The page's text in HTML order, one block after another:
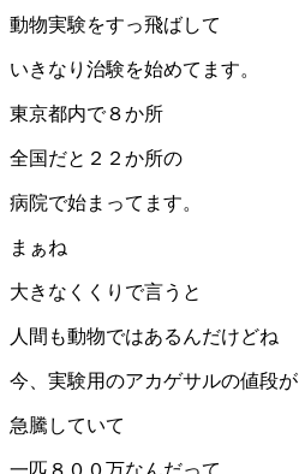
動物実験をすっ飛ばして
いきなり治験を始めてます。
東京都内で８か所
全国だと２２か所の
病院で始まってます。
まぁね
大きなくくりで言うと
人間も動物ではあるんだけどね
今、実験用のアカゲサルの値段が
急騰していて
一匹８００万なんだって